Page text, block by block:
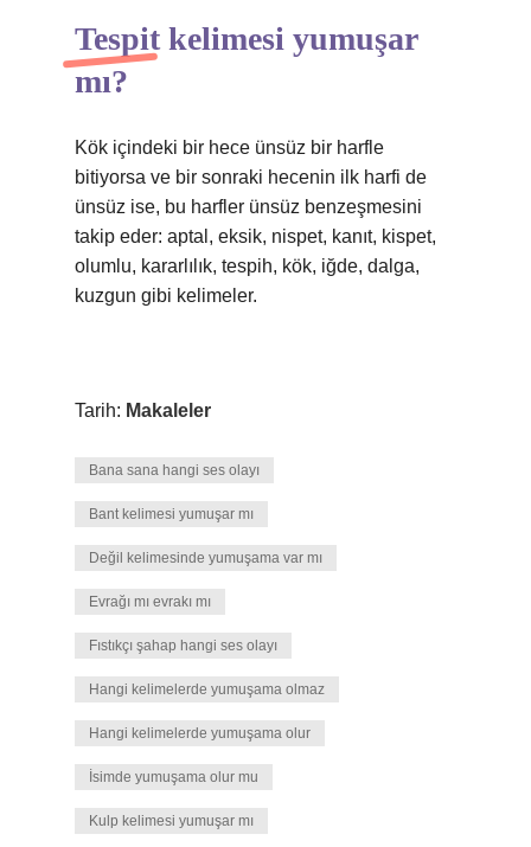
Tespit kelimesi yumuşar
mı?
Kök içindeki bir hece ünsüz bir harfle
bitiyorsa ve bir sonraki hecenin ilk harfi de
ünsüz ise, bu harfler ünsüz benzeşmesini
takip eder: aptal, eksik, nispet, kanıt, kispet,
olumlu, kararlılık, tespih, kök, iğde, dalga,
kuzgun gibi kelimeler.
Tarih: Makaleler
Bana sana hangi ses olayı
Bant kelimesi yumuşar mı
Değil kelimesinde yumuşama var mı
Evrağı mı evrakı mı
Fıstıkçı şahap hangi ses olayı
Hangi kelimelerde yumuşama olmaz
Hangi kelimelerde yumuşama olur
İsimde yumuşama olur mu
Kulp kelimesi yumuşar mı